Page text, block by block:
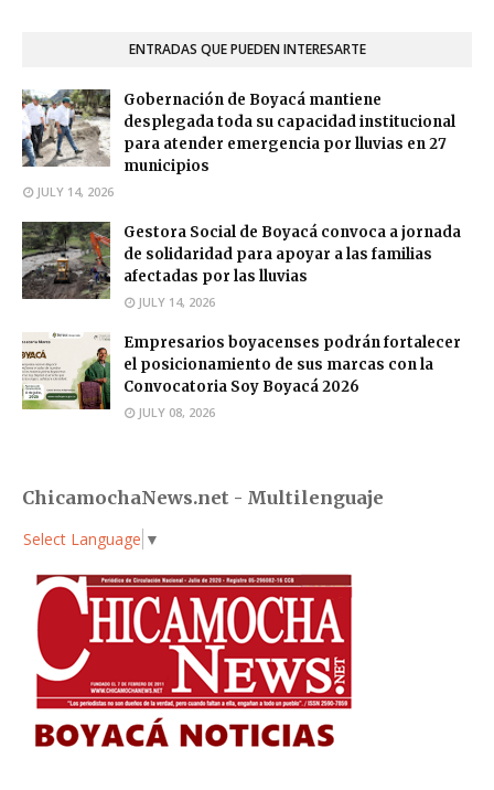
ENTRADAS QUE PUEDEN INTERESARTE
Gobernación de Boyacá mantiene
desplegada toda su capacidad institucional
para atender emergencia por lluvias en 27
municipios
JULY 14, 2026
Gestora Social de Boyacá convoca a jornada
de solidaridad para apoyar a las familias
afectadas por las lluvias
JULY 14, 2026
Empresarios boyacenses podrán fortalecer
el posicionamiento de sus marcas con la
Convocatoria Soy Boyacá 2026
JULY 08, 2026
ChicamochaNews.net - Multilenguaje
Select Language ▼